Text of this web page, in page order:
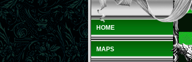
HOME
MAPS